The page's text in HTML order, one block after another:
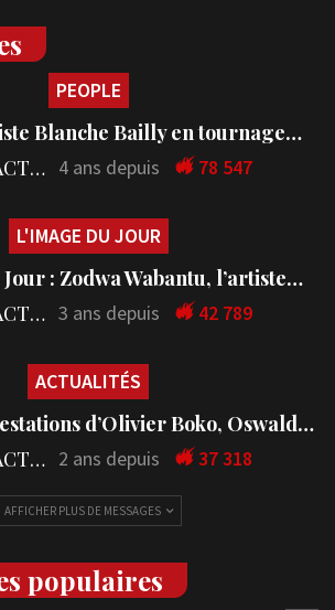
PEOPLE
Blanche Bailly en tournage…
LA REDACTION 4 ans depuis 78 547
L'IMAGE DU JOUR
Jour : Zodwa Wabantu, l’artiste…
LA REDACTION 3 ans depuis 42 789
ACTUALITÉS
d’Olivier Boko, Oswald…
LA REDACTION 2 ans depuis 37 318
AFFICHER PLUS DE MESSAGES
populaires